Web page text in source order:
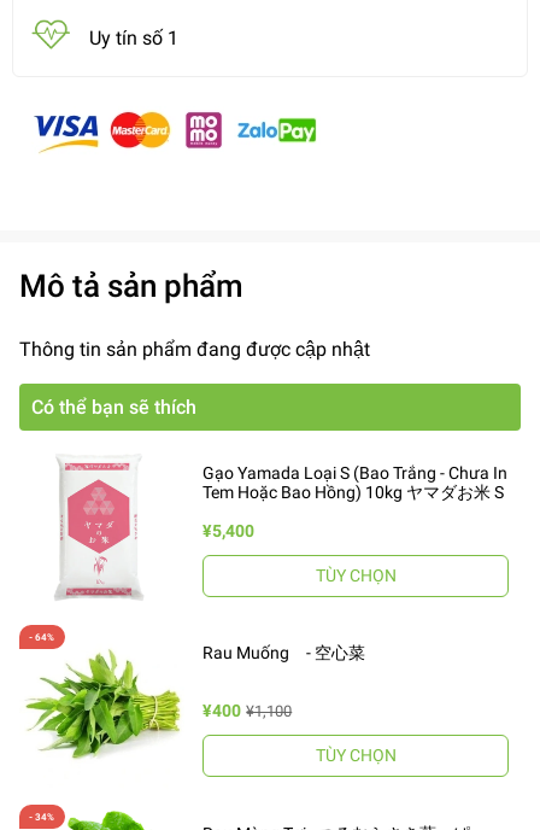
Uy tín số 1
Mô tả sản phẩm
Thông tin sản phẩm đang được cập nhật
Có thể bạn sẽ thích
Gạo Yamada Loại S (Bao Trắng - Chưa In
Tem Hoặc Bao Hồng) 10kg ヤマダお米 S
¥5,400
TÙY CHỌN
Rau Muống - 空心菜
¥400 ¥1,100
TÙY CHỌN